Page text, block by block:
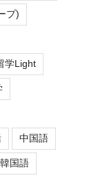
プ)
学Light
中国語
韓国語